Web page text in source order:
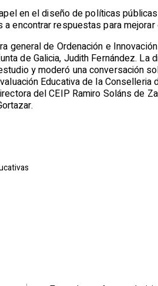
en el diseño de políticas
encontrar respuestas para mejorar
general de Ordenación e
de Galicia, Judith Fernández. La
y moderó una conversación
Educativa de la Conselleria
del CEIP Ramiro Soláns de